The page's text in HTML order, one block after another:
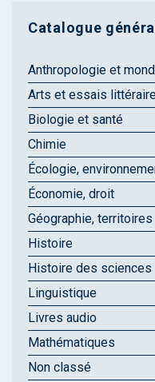
Catalogue
Anthropologie et
Arts et essais
Biologie et santé
Chimie
Écologie,
Économie, droit
Géographie, territoires
Histoire
Histoire des sciences
Linguistique
Livres audio
Mathématiques
Non classé